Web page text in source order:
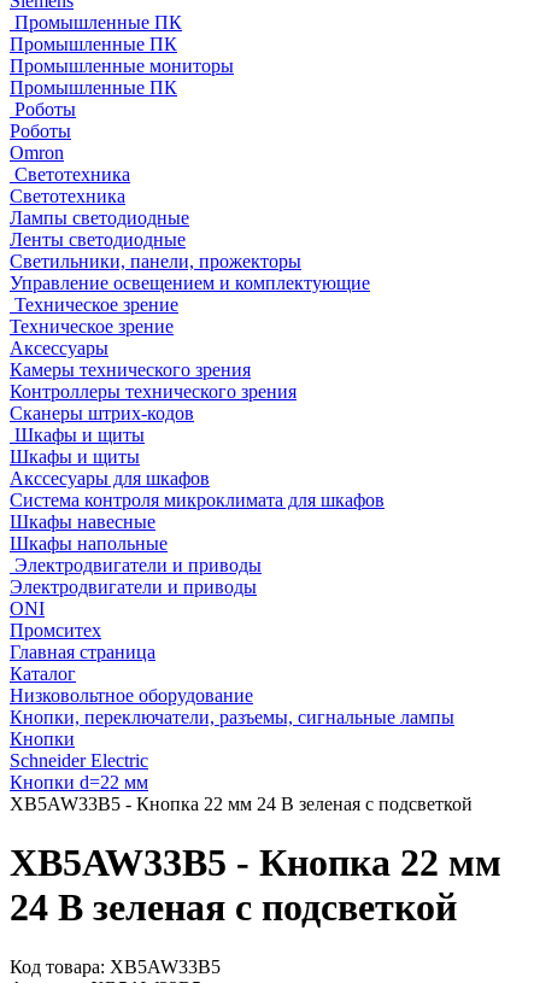
Промышленные ПК
Промышленные ПК
Промышленные мониторы
Промышленные ПК
Роботы
Роботы
Omron
Светотехника
Светотехника
Лампы светодиодные
Ленты светодиодные
Светильники, панели, прожекторы
Управление освещением и комплектующие
Техническое зрение
Техническое зрение
Аксессуары
Камеры технического зрения
Контроллеры технического зрения
Сканеры штрих-кодов
Шкафы и щиты
Шкафы и щиты
Акссесуары для шкафов
Система контроля микроклимата для шкафов
Шкафы навесные
Шкафы напольные
Электродвигатели и приводы
Электродвигатели и приводы
ONI
Промситех
Главная страница
Каталог
Низковольтное оборудование
Кнопки, переключатели, разъемы, сигнальные лампы
Кнопки
Schneider Electric
Кнопки d=22 мм
XB5AW33B5 - Кнопка 22 мм 24 В зеленая с подсветкой
XB5AW33B5 - Кнопка 22 мм
24 В зеленая с подсветкой
Код товара: XB5AW33B5